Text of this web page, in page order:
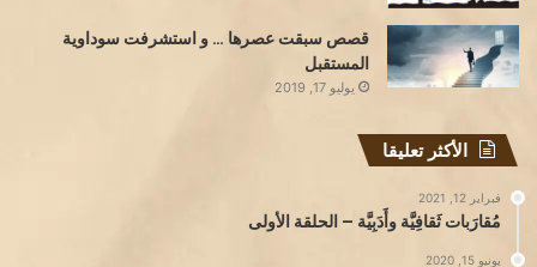
قصص سبقت عصرها … و استشرفت سوداوية
المستقبل
يوليو 17, 2019
الأكثر تعليقا
فبراير 12, 2021
مُقارَبات ثَقافِيَّة وأَدَبِيَّة – الحلقة الأولى
يونيو 15, 2020